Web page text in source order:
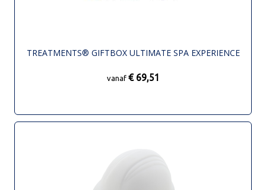
TREATMENTS® GIFTBOX ULTIMATE SPA EXPERIENCE
vanaf € 69,51